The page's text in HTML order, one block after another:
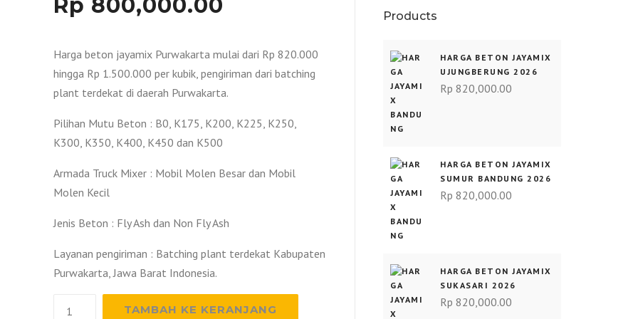
Rp 800,000.00
Harga beton jayamix Purwakarta mulai dari Rp 820.000
hingga Rp 1.500.000 per kubik, pengiriman dari batching
plant terdekat di daerah Purwakarta.
Pilihan Mutu Beton : B0, K175, K200, K225, K250,
K300, K350, K400, K450 dan K500
Armada Truck Mixer : Mobil Molen Besar dan Mobil
Molen Kecil
Jenis Beton : Fly Ash dan Non Fly Ash
Layanan pengiriman : Batching plant terdekat Kabupaten
Purwakarta, Jawa Barat Indonesia.
TAMBAH KE KERANJANG
Products
HARGA BETON JAYAMIX
UJUNGBERUNG 2026
Rp 820,000.00
HARGA BETON JAYAMIX
SUMUR BANDUNG 2026
Rp 820,000.00
HARGA BETON JAYAMIX
SUKASARI 2026
Rp 820,000.00